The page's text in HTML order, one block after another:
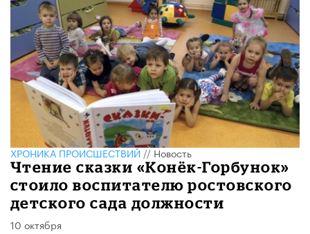
ХРОНИКА ПРОИСШЕСТВИЙ//Новость
Чтение сказки «Конёк-Горбунок»
стоило воспитателю ростовского
детского сада должности
10 октября